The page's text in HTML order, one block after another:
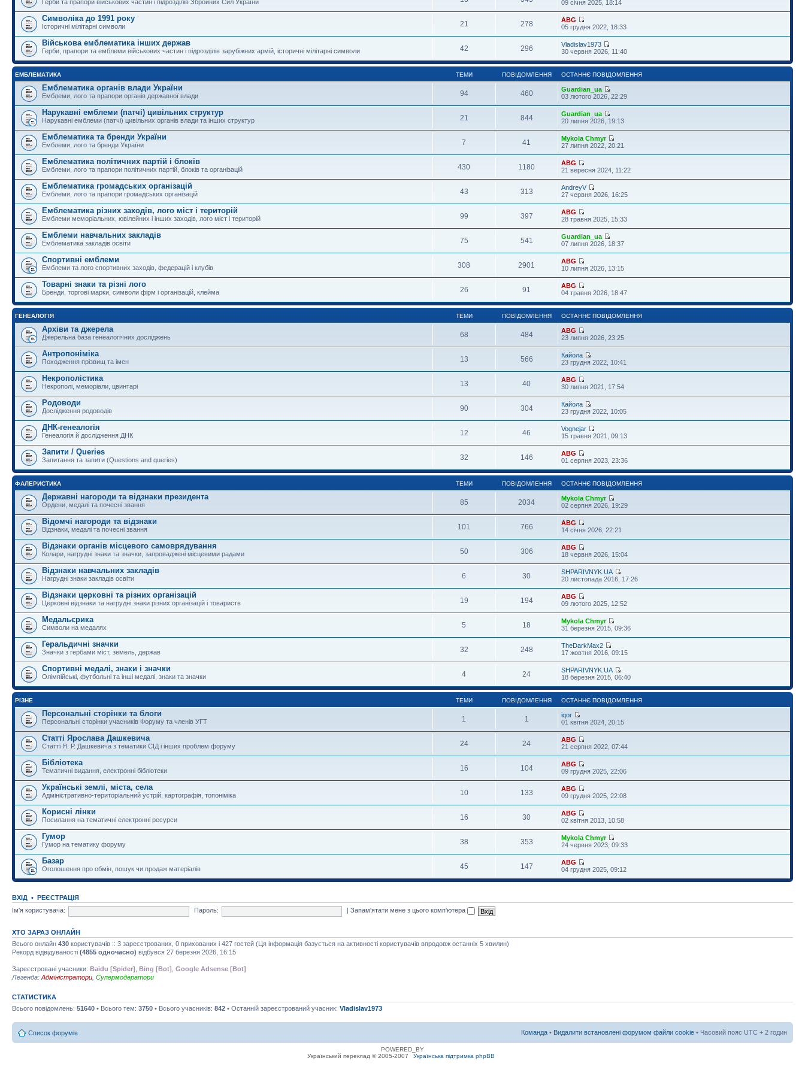
Герби та прапори військових частин і підрозділів Збройних Сил України 09 січня 2025, 18:14
Символіка до 1991 року
Історичні мілітарні символи 21 278
ABG
05 грудня 2022, 18:33
Військова емблематика інших держав
Герби, прапори та емблеми військових частин і підрозділів зарубіжних армій, історичні мілітарні символи 42 296
Vladislav1973
30 червня 2026, 11:40
ЕМБЛЕМАТИКА ТЕМИ ПОВІДОМЛЕННЯ ОСТАННЄ ПОВІДОМЛЕННЯ
Емблематика органів влади України
Емблеми, лого та прапори органів державної влади 94 460
Guardian_ua
03 лютого 2026, 22:29
Нарукавні емблеми (патчі) цивільних структур
Нарукавні емблеми (патчі) цивільних органів влади та інших структур 21 844
Guardian_ua
20 липня 2026, 19:13
Емблематика та бренди України
Емблеми, лого та бренди України 7 41
Mykola Chmyr
27 липня 2022, 20:21
Емблематика політичних партій і блоків
Емблеми, лого та прапори політичних партій, блоків та організацій 430 1180
ABG
21 вересня 2024, 11:22
Емблематика громадських організацій
Емблеми, лого та прапори громадських організацій 43 313
AndreyV
27 червня 2026, 16:25
Емблематика різних заходів, лого міст і територій
Емблеми меморіальних, ювілейних і інших заходів, лого міст і територій 99 397
ABG
28 травня 2025, 15:33
Емблеми навчальних закладів
Емблематика закладів освіти 75 541
Guardian_ua
07 липня 2026, 18:37
Спортивні емблеми
Емблеми та лого спортивних заходів, федерацій і клубів 308 2901
ABG
10 липня 2026, 13:15
Товарні знаки та різні лого
Бренди, торгові марки, символи фірм і організацій, клейма 26 91
ABG
04 травня 2026, 18:47
ГЕНЕАЛОГІЯ ТЕМИ ПОВІДОМЛЕННЯ ОСТАННЄ ПОВІДОМЛЕННЯ
Архіви та джерела
Джерельна база генеалогічних досліджень 68 484
ABG
23 липня 2026, 23:25
Антропоніміка
Походження прізвищ та імен 13 566
Кайола
23 грудня 2022, 10:41
Некрополістика
Некрополі, меморіали, цвинтарі 13 40
ABG
30 липня 2021, 17:54
Родоводи
Дослідження родоводів 90 304
Кайола
23 грудня 2022, 10:05
ДНК-генеалогія
Генеалогія й дослідження ДНК 12 46
Vognejar
15 травня 2021, 09:13
Запити / Queries
Запитання та запити (Questions and queries) 32 146
ABG
01 серпня 2023, 23:36
ФАЛЕРИСТИКА ТЕМИ ПОВІДОМЛЕННЯ ОСТАННЄ ПОВІДОМЛЕННЯ
Державні нагороди та відзнаки президента
Ордени, медалі та почесні звання 85 2034
Mykola Chmyr
02 серпня 2026, 19:29
Відомчі нагороди та відзнаки
Відзнаки, медалі та почесні звання 101 766
ABG
14 січня 2026, 22:21
Відзнаки органів місцевого самоврядування
Колари, нагрудні знаки та значки, запроваджені місцевими радами 50 306
ABG
18 червня 2026, 15:04
Відзнаки навчальних закладів
Нагрудні знаки закладів освіти 6 30
SHPARIVNYK.UA
20 листопада 2016, 17:26
Відзнаки церковні та різних організацій
Церковні відзнаки та нагрудні знаки різних організацій і товариств 19 194
ABG
09 лютого 2025, 12:52
Медальєрика
Символи на медалях 5 18
Mykola Chmyr
31 березня 2015, 09:36
Геральдичні значки
Значки з гербами міст, земель, держав 32 248
TheDarkMax2
17 жовтня 2016, 09:15
Спортивні медалі, знаки і значки
Олімпійські, футбольні та інші медалі, знаки та значки 4 24
SHPARIVNYK.UA
18 березня 2015, 06:40
РІЗНЕ ТЕМИ ПОВІДОМЛЕННЯ ОСТАННЄ ПОВІДОМЛЕННЯ
Персональні сторінки та блоги
Персональні сторінки учасників Форуму та членів УГТ 1 1
iqor
01 квітня 2024, 20:15
Статті Ярослава Дашкевича
Статті Я. Р. Дашкевича з тематики СІД і інших проблем форуму 24 24
ABG
21 серпня 2022, 07:44
Бібліотека
Тематичні видання, електронні бібліотеки 16 104
ABG
09 грудня 2025, 22:06
Українські землі, міста, села
Адміністративно-територіальний устрій, картографія, топоніміка 10 133
ABG
09 грудня 2025, 22:08
Корисні лінки
Посилання на тематичні електронні ресурси 16 30
ABG
02 квітня 2013, 10:58
Гумор
Гумор на тематику форуму 38 353
Mykola Chmyr
24 червня 2023, 09:33
Базар
Оголошення про обмін, пошук чи продаж матеріалів 45 147
ABG
04 грудня 2025, 09:12
ВХІД • РЕЄСТРАЦІЯ
Ім'я користувача:
Пароль: |Запам'ятати мене з цього комп'ютера
ХТО ЗАРАЗ ОНЛАЙН
Всього онлайн 430 користувачів :: 3 зареєстрованих, 0 прихованих і 427 гостей (Ця інформація базується на активності користувачів впродовж останніх 5 хвилин)
Рекорд відвідуваності (4855 одночасно) відбувся 27 березня 2026, 16:15
Зареєстровані учасники: Baidu [Spider] Bing [Bot] Google Adsense [Bot]
Легенда: Адміністратори Супермодератори
СТАТИСТИКА
Всього повідомлень: 51640 • Всього тем: 3750 • Всього учасників: 842 • Останній зареєстрований учасник: Vladislav1973
Список форумів Команда • Видалити встановлені форумом файли cookie • Часовий пояс UTC + 2 годин
POWERED_BY
Український переклад © 2005-2007
Українська підтримка phpBB